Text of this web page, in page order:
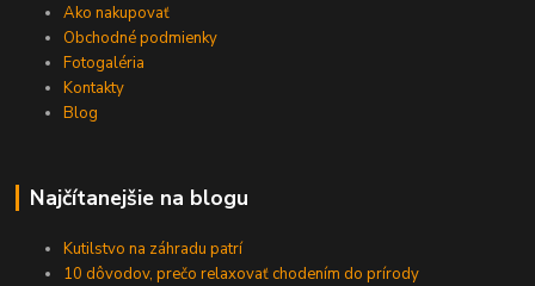
Ako nakupovať
Obchodné podmienky
Fotogaléria
Kontakty
Blog
Najčítanejšie na blogu
Kutilstvo na záhradu patrí
10 dôvodov, prečo relaxovať chodením do prírody